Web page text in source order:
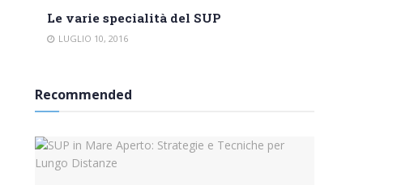
Le varie specialità del SUP
LUGLIO 10, 2016
Recommended